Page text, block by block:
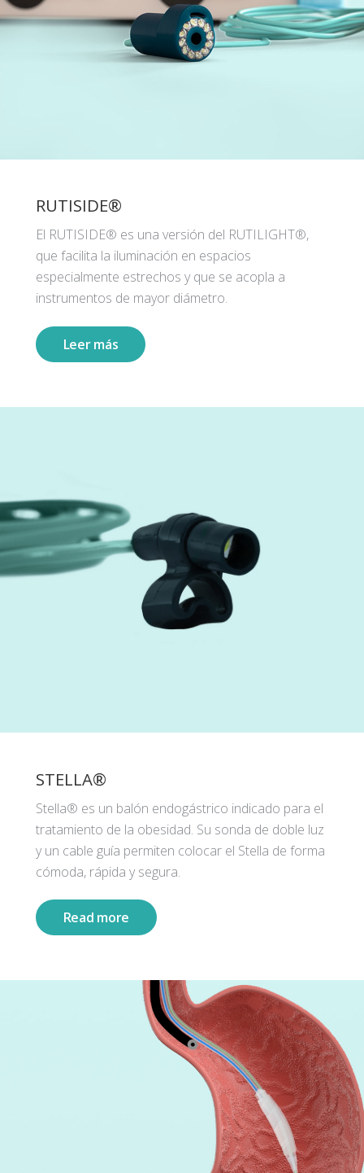
RUTISIDE®
El RUTISIDE® es una versión del RUTILIGHT®,
que facilita la iluminación en espacios
especialmente estrechos y que se acopla a
instrumentos de mayor diámetro.
Leer más
STELLA®
Stella® es un balón endogástrico indicado para el
tratamiento de la obesidad. Su sonda de doble luz
y un cable guía permiten colocar el Stella de forma
cómoda, rápida y segura.
Read more